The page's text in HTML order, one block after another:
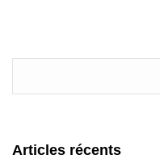
Articles récents